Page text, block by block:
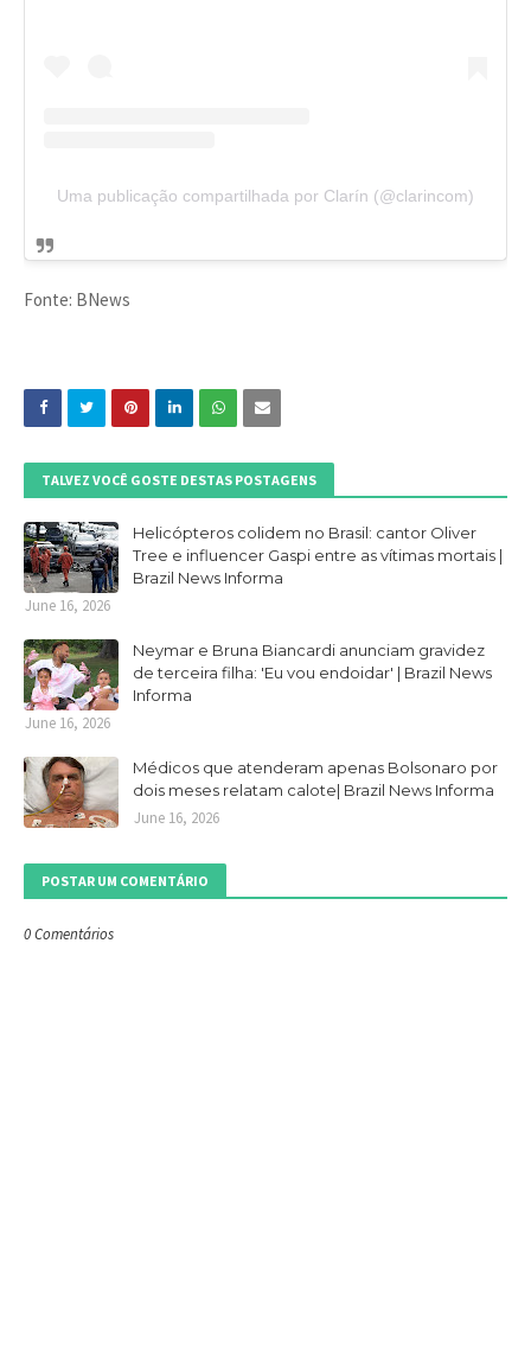
Uma publicação compartilhada por Clarín (@clarincom)
Fonte: BNews
TALVEZ VOCÊ GOSTE DESTAS POSTAGENS
Helicópteros colidem no Brasil: cantor Oliver
Tree e influencer Gaspi entre as vítimas mortais |
Brazil News Informa
June 16, 2026
Neymar e Bruna Biancardi anunciam gravidez
de terceira filha: 'Eu vou endoidar' | Brazil News
Informa
June 16, 2026
Médicos que atenderam apenas Bolsonaro por
dois meses relatam calote| Brazil News Informa
June 16, 2026
POSTAR UM COMENTÁRIO
0 Comentários